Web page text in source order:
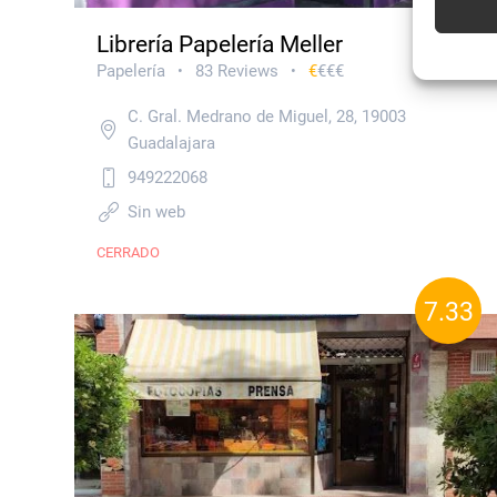
Librería Papelería Meller
Papelería • 83 Reviews • €€€€
C. Gral. Medrano de Miguel, 28, 19003
Guadalajara
949222068
Sin web
CERRADO
7.33